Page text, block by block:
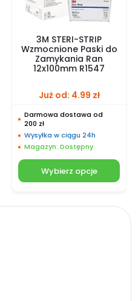
3M STERI-STRIP
Wzmocnione Paski do
Zamykania Ran
12x100mm R1547
Już od: 4.99 zł
Darmowa dostawa od
200 zł
Wysyłka w ciągu 24h
Magazyn: Dostępny
Wybierz opcje